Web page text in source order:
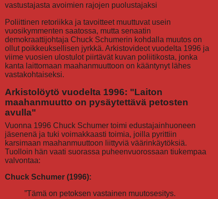
vastustajasta avoimien rajojen puolustajaksi
Poliittinen retoriikka ja tavoitteet muuttuvat usein
vuosikymmenten saatossa, mutta senaatin
demokraattijohtaja Chuck Schumerin kohdalla muutos on
ollut poikkeuksellisen jyrkkä. Arkistovideot vuodelta 1996 ja
viime vuosien ulostulot piirtävät kuvan poliitikosta, jonka
kanta laittomaan maahanmuuttoon on kääntynyt lähes
vastakohtaiseksi.
Arkistolöytö vuodelta 1996: "Laiton
maahanmuutto on pysäytettävä petosten
avulla"
Vuonna 1996 Chuck Schumer toimi edustajainhuoneen
jäsenenä ja tuki voimakkaasti toimia, joilla pyrittiin
karsimaan maahanmuuttoon liittyviä väärinkäytöksiä.
Tuolloin hän vaati suorassa puheenvuorossaan tiukempaa
valvontaa:
Chuck Schumer (1996):
”Tämä on petoksen vastainen muutosesitys.